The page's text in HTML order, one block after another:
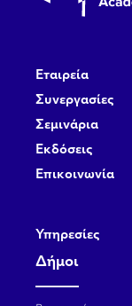
Εταιρεία
Συνεργασίες
Σεμινάρια
Εκδόσεις
Επικοινωνία
Υπηρεσίες
Δήμοι